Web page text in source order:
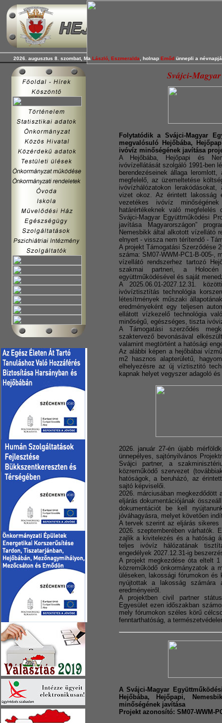
Svájci-
Folytatódik a Svájci-Magyar
megvalósuló Hejőbába,
ivóvíz minőségének javítása
A Hejőbába, Hejőpapi és
ivóvízellátását szolgáló 1991-ben
berendezéseinek állaga
megfelelő, az üzemeltetése
ivóvízhálózatokon
vizet okoz. Az érintett lakosság
vezetékes ivóvíz
határértékeknek való
Svájci-Magyar Együttműködési
javítása Magyarországon”
Nemesbikk által alkotott vízellátó
elnyert - vissza nem térítendő -
A projekt Támogatási Szerződése
száma: SM07-WWM-PC1-B-005-,
vízellátó rendszerhez tartozó
szakmai partneri, a Holocén
együttműködésével és saját
A 2025.06.01-2027.12.31.
ivóvíztisztítás technológia
létesítmények műszaki
eredményeként egy teljesen
ellátott vízkezelő technológia
minőségű, egészséges, tiszta
A Támogatási szerződés
szaktervező bevonásával
valamint megtörtént a hatósági
Az alábbi képen a hejőbábai
m2 hasznos alapterületű,
elhelyezésre az új víztisztitó
kapnak helyet vegyszer adagoló
2026. január 27-én újabb
ünnepélyes, sajtónyilvános
Svájci partner, a
közreműködő szervezet
hatóságok, a beruházó, az
sajtó képviselői.
2026. márciusában
eljárás dokumentációjának
dokumentációt be kell
jóváhagyásra, melyet követően
A tervek szerint az eljárás
2026. szeptemberében várhatók.
zajlik a kivitelezés és a hatóság
teljes ivóvíz hálózatának
engedélyek 2027.12.31-ig
A projekt megkezdése óta eltelt
közreműködő önkormányzatok a
üléseken, lakossági fórumokon
nyújtottak a lakosság számára
eredményeiről.
A projektben civil partner
Egyesület ezen időszakban
mely fórumokon széles körű
fenntarthatóság, a
A Svájci-Magyar
Hejőbába, Hejőpapi,
minőségének javítása
Projekt azonosító: SM07-WWM-
2026. augusztus 8. szombat, Ma László, Eszmeralda , holnap Emőd ünnepli a